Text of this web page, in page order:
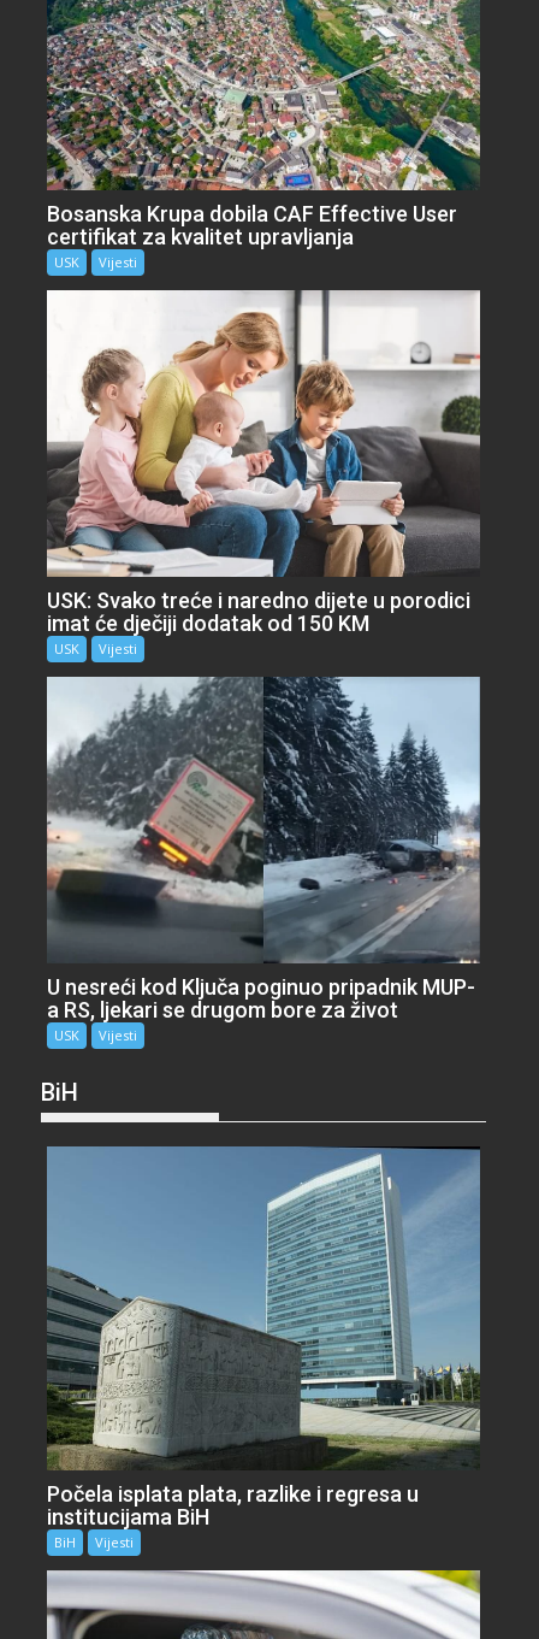
Bosanska Krupa dobila CAF Effective User
certifikat za kvalitet upravljanja
USK Vijesti
USK: Svako treće i naredno dijete u porodici
imat će dječiji dodatak od 150 KM
USK Vijesti
U nesreći kod Ključa poginuo pripadnik MUP-
a RS, ljekari se drugom bore za život
USK Vijesti
BiH
Počela isplata plata, razlike i regresa u
institucijama BiH
BiH Vijesti